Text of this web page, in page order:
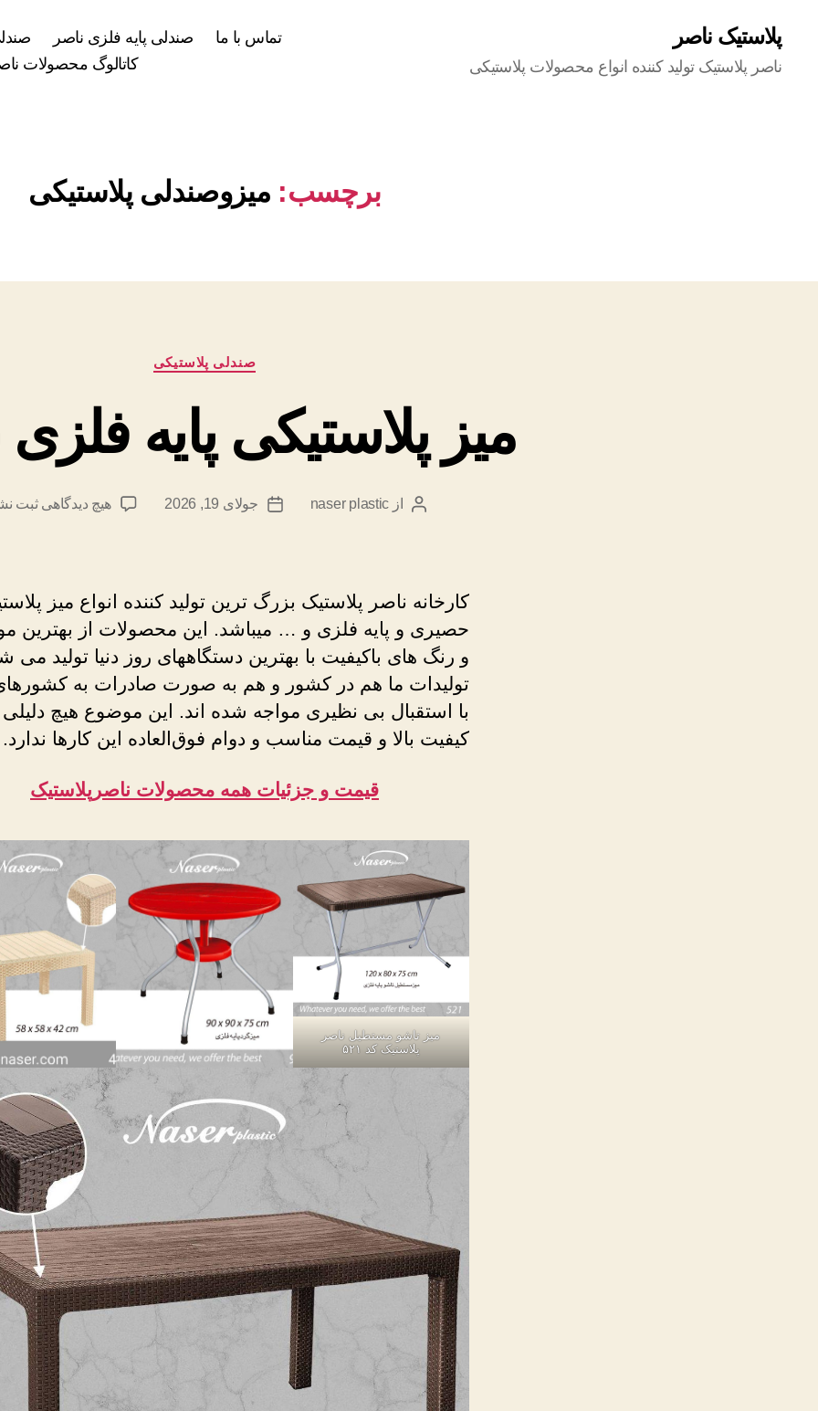
پلاستیک ناصر
ناصر پلاستیک تولید کننده انواع محصولات پلاستیکی
تماس با ما صندلی پایه فلزی ناصر
کاتالوگ محصولات
برچسب: میزوصندلی پلاستیکی
دسته‌ها
صندلی پلاستیکی
میز پلاستیکی پایه فلزی
نویسنده
از naser plastic
تاریخجولای 19, 2026 هیچ دیدگاهیبرای
فلزی
ناصر
ثبت
کارخانه ناصر پلاستیک بزرگ ترین تولید کننده انواع میز
حصیری و پایه فلزی و … میباشد. این محصولات از بهترین
و رنگ های باکیفیت با بهترین دستگاههای روز دنیا تولید می
تولیدات ما هم در کشور و هم به صورت صادرات به
با استقبال بی نظیری مواجه شده اند. این موضوع هیچ
کیفیت بالا و قیمت مناسب و دوام فوق‌العاده این کارها ندارد.
قیمت و جزئیات همه محصولات ناصرپلاستیک
میز تاشو مستطیل ناصر
پلاستیک کد ۵۲۱